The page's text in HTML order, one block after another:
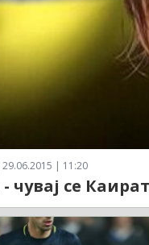
| 11:20
чувај се